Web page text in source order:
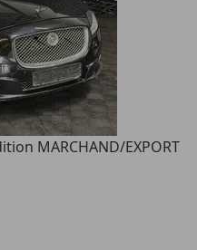
MARCHAND/EXPORT